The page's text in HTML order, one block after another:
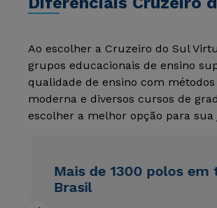
Ao escolher a Cruzeiro do Sul
grupos educacionais de ensino
qualidade de ensino com
moderna e diversos cursos de
escolher a melhor opção para
Mais de 1300 polos em
Brasil